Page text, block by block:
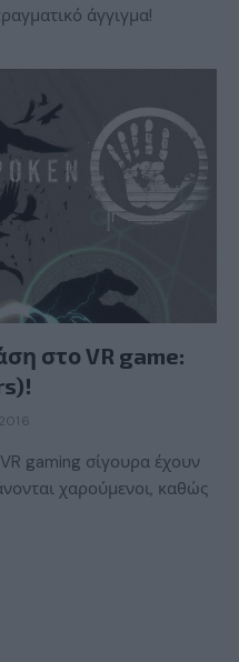
άγγιγμα!
στο VR game:
gaming σίγουρα έχουν
χαρούμενοι, καθώς